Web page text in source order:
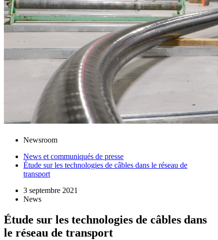
Newsroom
News et communiqués de presse
Étude sur les technologies de câbles dans le réseau de
transport
3 septembre 2021
News
Étude sur les technologies de câbles dans
le réseau de transport